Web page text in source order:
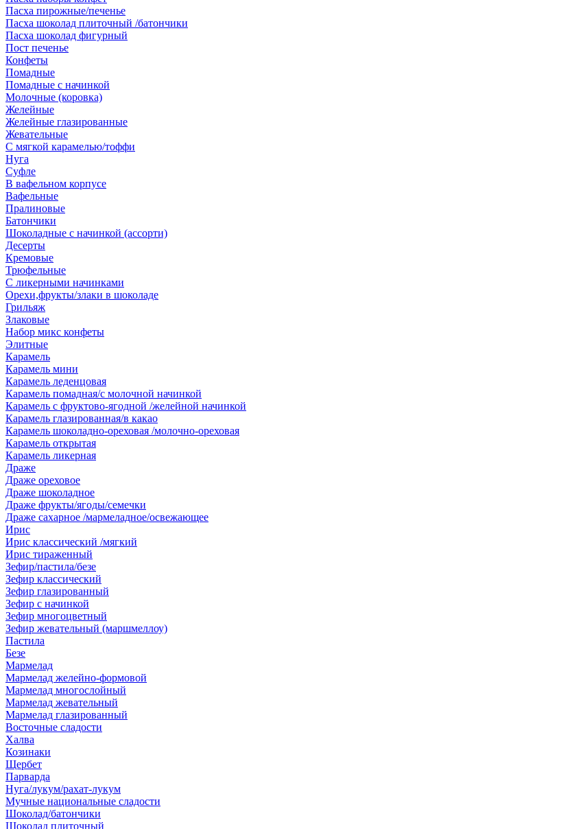
Пасха пирожные/печенье
Пасха шоколад плиточный /батончики
Пасха шоколад фигурный
Пост печенье
Конфеты
Помадные
Помадные с начинкой
Молочные (коровка)
Желейные
Желейные глазированные
Жевательные
С мягкой карамелью/тоффи
Нуга
Суфле
В вафельном корпусе
Вафельные
Пралиновые
Батончики
Шоколадные с начинкой (ассорти)
Десерты
Кремовые
Трюфельные
С ликерными начинками
Орехи,фрукты/злаки в шоколаде
Грильяж
Злаковые
Набор микс конфеты
Элитные
Карамель
Карамель мини
Карамель леденцовая
Карамель помадная/с молочной начинкой
Карамель с фруктово-ягодной /желейной начинкой
Карамель глазированная/в какао
Карамель шоколадно-ореховая /молочно-ореховая
Карамель открытая
Карамель ликерная
Драже
Драже ореховое
Драже шоколадное
Драже фрукты/ягоды/семечки
Драже сахарное /мармеладное/освежающее
Ирис
Ирис классический /мягкий
Ирис тираженный
Зефир/пастила/безе
Зефир классический
Зефир глазированный
Зефир с начинкой
Зефир многоцветный
Зефир жевательный (маршмеллоу)
Пастила
Безе
Мармелад
Мармелад желейно-формовой
Мармелад многослойный
Мармелад жевательный
Мармелад глазированный
Восточные сладости
Халва
Козинаки
Щербет
Парварда
Нуга/лукум/рахат-лукум
Мучные национальные сладости
Шоколад/батончики
Шоколад плиточный